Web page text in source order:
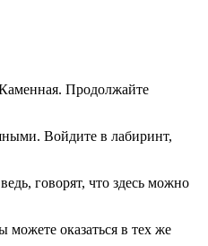
Продолжайте
Войдите в лабиринт,
говорят, что здесь можно
оказаться в тех же